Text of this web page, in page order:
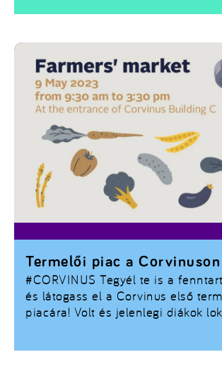
#CORVINUS Tegyél te is a
és látogass el a Corvinus első
piacára! Volt és jelenlegi diákok
Termelői piac a Corvinuson